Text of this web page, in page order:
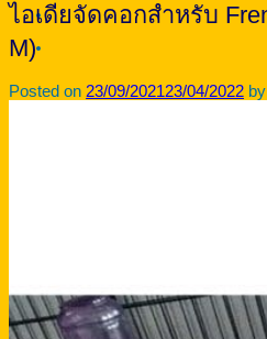
ไอเดียจัดคอกสำหรับ
M)
Posted on 23/09/202123/04/2022 by